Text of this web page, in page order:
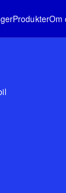
ProdukterOm